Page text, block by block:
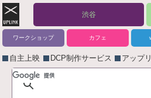
渋谷
ワークショップ カフェ
自主上映 DCP制作サービス アップ